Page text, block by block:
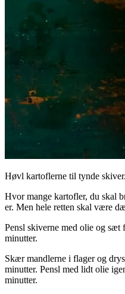
Høvl kartoflerne til tynde
Hvor mange kartofler, du skal
er. Men hele retten skal være
Pensl skiverne med olie og sæt
minutter.
Skær mandlerne i flager og
minutter. Pensl med lidt olie
minutter.